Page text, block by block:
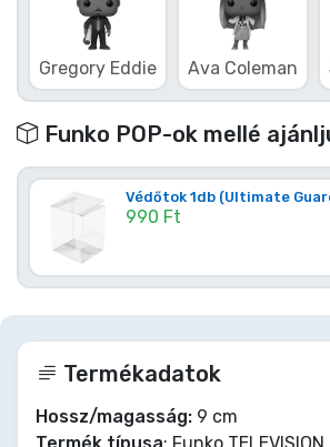
Gregory Eddie Ava Coleman
Funko POP-ok mellé
Védőtok 1db (Ultimate
990 Ft
Termékadatok
Hossz/magasság: 9 cm